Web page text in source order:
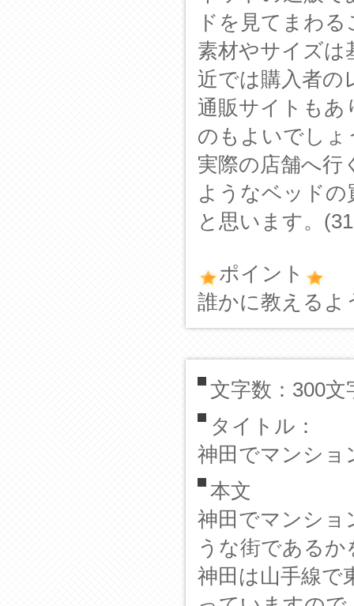
ドを見てまわ
素材やサイズは
近では購入者の
通販サイトもあ
のもよいでしょ
実際の店舗へ行
ようなベッドの
と思います。
ポイント
誰かに教えるよ
文字数：300文
タイトル：
神田でマンショ
本文
神田でマンショ
うな街である
神田は山手線で